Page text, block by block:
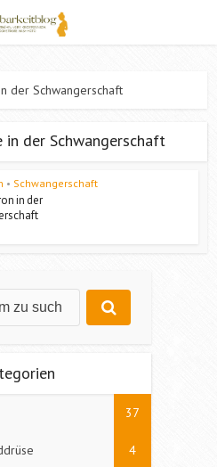
der Schwangerschaft
in der Schwangerschaft
• Schwangerschaft
in der
37
4